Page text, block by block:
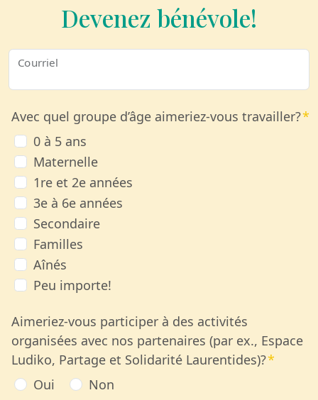
Devenez bénévole!
Courriel
Avec quel groupe d’âge aimeriez-vous travailler?
0 à 5 ans
Maternelle
1re et 2e années
3e à 6e années
Secondaire
Familles
Aînés
Peu importe!
Aimeriez-vous participer à des activités
organisées avec nos partenaires (par ex., Espace
Ludiko, Partage et Solidarité Laurentides)?
Oui
Non